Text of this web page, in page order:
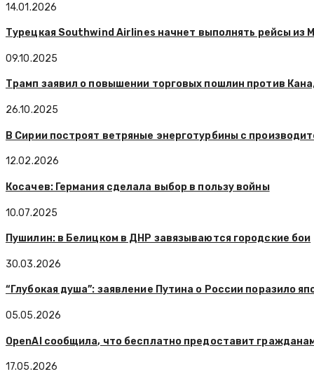
14.01.2026
Турецкая Southwind Airlines начнет выполнять рейсы из
09.10.2025
Трамп заявил о повышении торговых пошлин против
26.10.2025
В Сирии построят ветряные энерготурбины с
12.02.2026
Косачев: Германия сделала выбор в пользу войны
10.07.2025
Пушилин: в Белицком в ДНР завязываются городские бои
30.03.2026
“Глубокая душа”: заявление Путина о России поразило
05.05.2026
OpenAI сообщила, что бесплатно предоставит
17.05.2026